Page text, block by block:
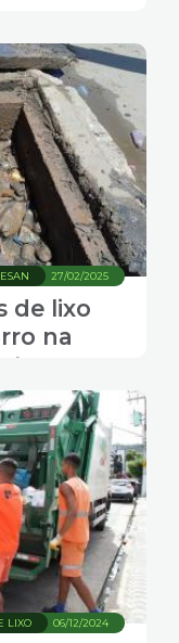
27/02/2025
de lixo
na
06/12/2024
LIXO